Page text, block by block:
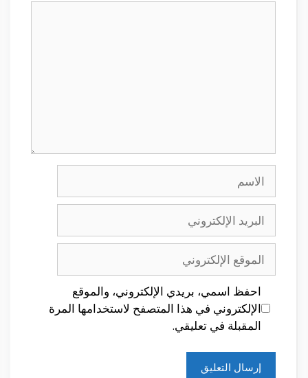
الاسم
البريد
الإلكتروني
الموقع
الإلكتروني
احفظ اسمي، بريدي الإلكتروني، والموقع
الإلكتروني في هذا المتصفح لاستخدامها المرة
المقبلة في تعليقي.